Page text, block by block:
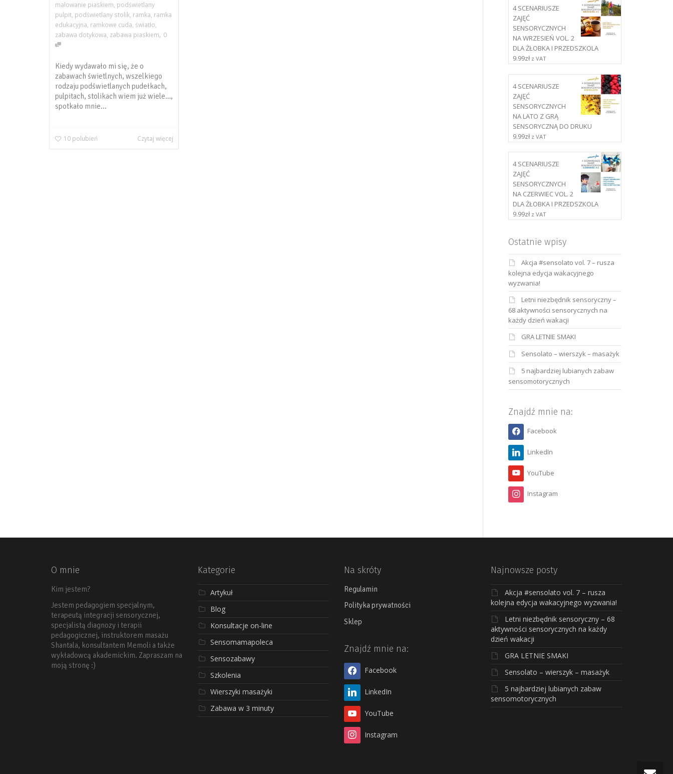
malowanie piaskiem, podświetlany
pulpit, podświetlany stolik, ramka, ramka
edukacyjna, ramkowe cuda, światło,
zabawa dotykowa, zabawa piaskiem, 0
Kiedy wydawało mi się, że o
zabawach świetlnych, wszelkiego
rodzaju podświetlanych pudełkach,
pulpitach, stolikach wiem już wiele…,
spotkało mnie...
10 polubień Czytaj więcej
4 SCENARIUSZE
ZAJĘĆ
SENSORYCZNYCH
NA WRZESIEŃ VOL. 2
DLA ŻŁOBKA I PRZEDSZKOLA
9.99zł z VAT
4 SCENARIUSZE
ZAJĘĆ
SENSORYCZNYCH
NA LATO Z GRĄ
SENSORYCZNĄ DO DRUKU
9.99zł z VAT
4 SCENARIUSZE
ZAJĘĆ
SENSORYCZNYCH
NA CZERWIEC VOL. 2
DLA ŻŁOBKA I PRZEDSZKOLA
9.99zł z VAT
Ostatnie wpisy
Akcja #sensolato vol. 7 – rusza
kolejna edycja wakacyjnego
wyzwania!
Letni niezbędnik sensoryczny –
68 aktywności sensorycznych na
każdy dzień wakacji
GRA LETNIE SMAKI
Sensolato – wierszyk – masażyk
5 najbardziej lubianych zabaw
sensomotorycznych
Znajdź mnie na:
Facebook
LinkedIn
YouTube
Instagram
O mnie
Kim jestem?
Jestem pedagogiem specjalnym,
terapeutą integracji sensorycznej,
specjalistą diagnozy i terapii
pedagogicznej, instruktorem masażu
Shantala, konsultantem Memoli a także
wykładowcą akademickim. Zapraszam na
moją stronę :)
Kategorie
Artykuł
Blog
Konsultacje on-line
Sensomamapoleca
Sensozabawy
Szkolenia
Wierszyki masażyki
Zabawa w 3 minuty
Na skróty
Regulamin
Polityka prywatności
Sklep
Znajdź mnie na:
Facebook
LinkedIn
YouTube
Instagram
Najnowsze posty
Akcja #sensolato vol. 7 – rusza
kolejna edycja wakacyjnego wyzwania!
Letni niezbędnik sensoryczny – 68
aktywności sensorycznych na każdy
dzień wakacji
GRA LETNIE SMAKI
Sensolato – wierszyk – masażyk
5 najbardziej lubianych zabaw
sensomotorycznych